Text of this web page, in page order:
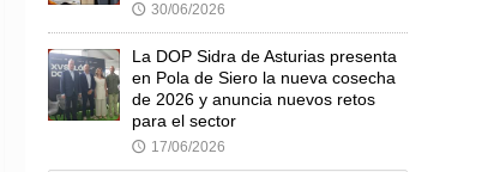
🕔 30/06/2026
La DOP Sidra de Asturias presenta
en Pola de Siero la nueva cosecha
de 2026 y anuncia nuevos retos
para el sector
🕔 17/06/2026